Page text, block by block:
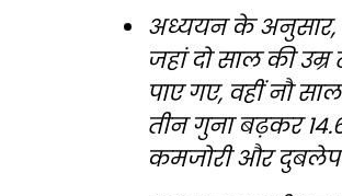
अध्ययन के अनुसार,
जहां दो साल की
पाए गए, वहीं नौ
तीन गुना बढ़कर
कमजोरी और